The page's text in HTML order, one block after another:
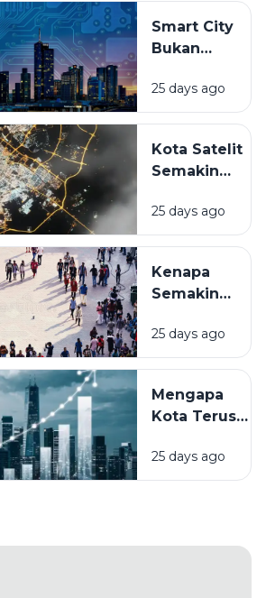
Gaya Hidup
Masyarakat?
Smart City
Bukan
Kota
Canggih,
Bedanya
dengan
Biasa?
25 days ago
Kota Satelit
Semakin
Benarkah
Jadi Solusi
dan
Kepadatan?
25 days ago
Kenapa
Semakin
Orang
Memilih
Kota?
Fenomena
yang
25 days ago
Mengapa
Kota Terus
Memahami
Perubahan
dari Masa ke
25 days ago